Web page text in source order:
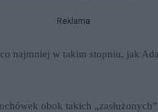
Reklama
co najmniej w takim stopniu, jak
obok takich